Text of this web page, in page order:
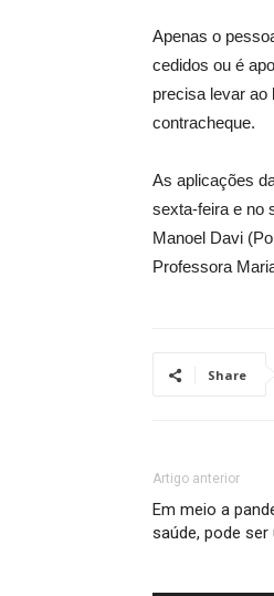
Apenas o
cedidos ou é
precisa levar ao
contracheque.
As aplicações
sexta-feira e no
Manoel Davi
Professora
Share
Artigo anterior
Em meio a
saúde, pode